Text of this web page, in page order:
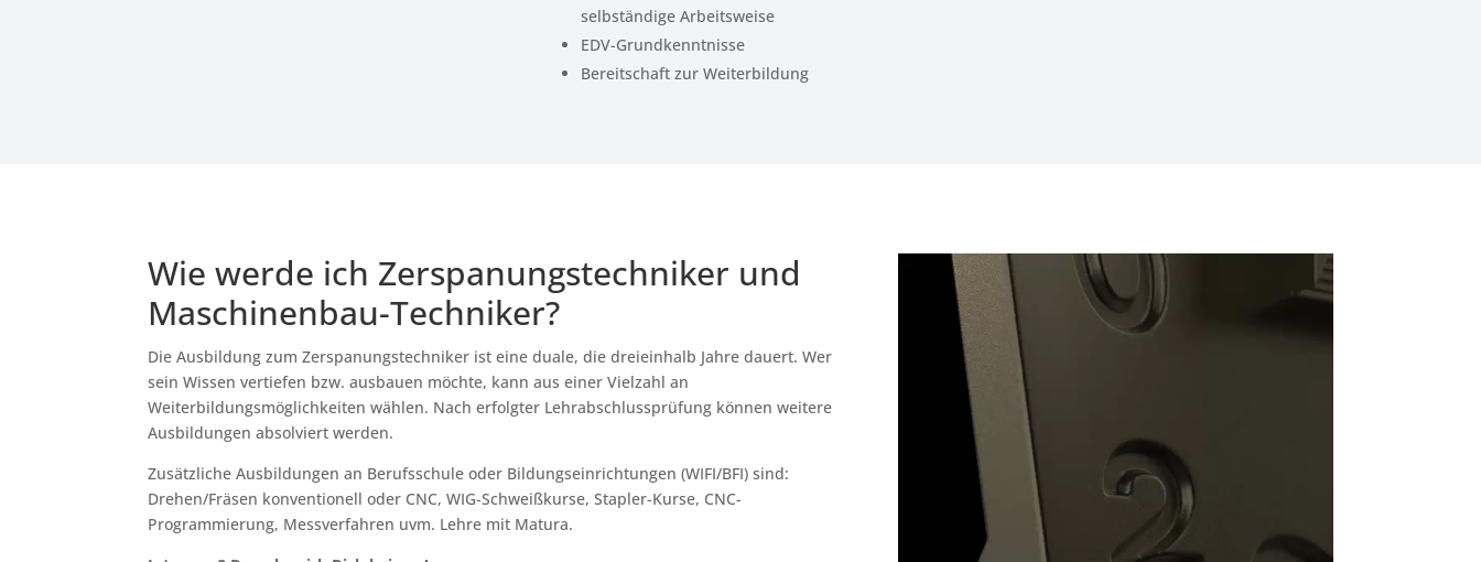
selbständige Arbeitsweise
EDV-Grundkenntnisse
Bereitschaft zur Weiterbildung
Wie werde ich Zerspanungstechniker und
Maschinenbau-Techniker?
Die Ausbildung zum Zerspanungstechniker ist eine duale, die dreieinhalb Jahre dauert. Wer
sein Wissen vertiefen bzw. ausbauen möchte, kann aus einer Vielzahl an
Weiterbildungsmöglichkeiten wählen. Nach erfolgter Lehrabschlussprüfung können weitere
Ausbildungen absolviert werden.
Zusätzliche Ausbildungen an Berufsschule oder Bildungseinrichtungen (WIFI/BFI) sind:
Drehen/Fräsen konventionell oder CNC, WIG-Schweißkurse, Stapler-Kurse, CNC-
Programmierung, Messverfahren uvm. Lehre mit Matura.